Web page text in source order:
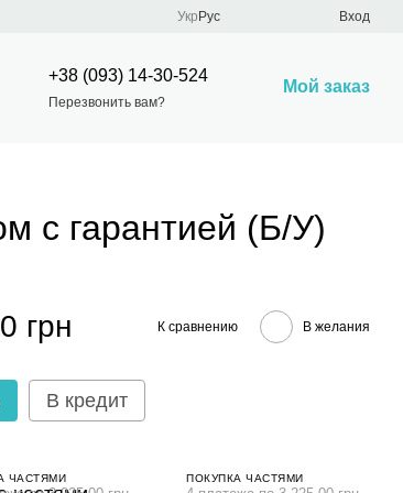
Укр Рус Вход
+38 (093) 14-30-524
Перезвонить вам?
Мой заказ
с гарантией (Б/У)
грн К сравнению В желания
В кредит
ЧАСТЯМИ ПОКУПКА ЧАСТЯМИ